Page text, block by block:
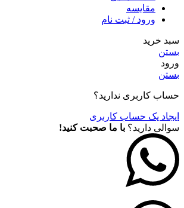
مقايسه
ورود / ثبت نام
سبد خرید
بستن
ورود
بستن
حساب کاربری ندارید؟
ایجاد یک حساب کاربری
سوالی دارید؟ با ما صحبت کنید!